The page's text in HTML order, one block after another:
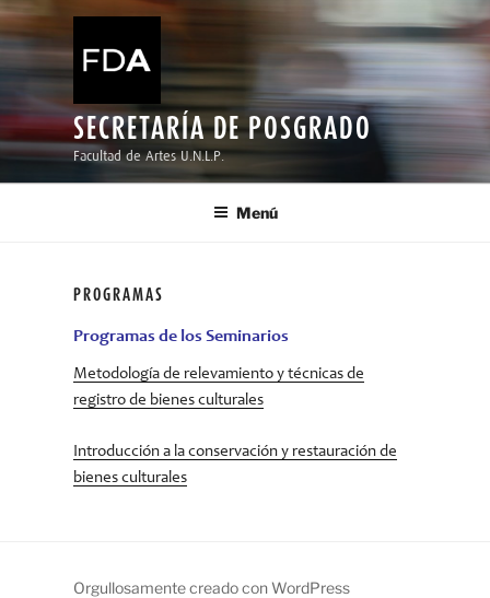
Ir
al
contenido
SECRETARÍA DE POSGRADO
Facultad de Artes U.N.L.P.
Menú
PROGRAMAS
Programas de los Seminarios
Metodología de relevamiento y técnicas de
registro de bienes culturales
Introducción a la conservación y restauración de
bienes culturales
Orgullosamente creado con WordPress